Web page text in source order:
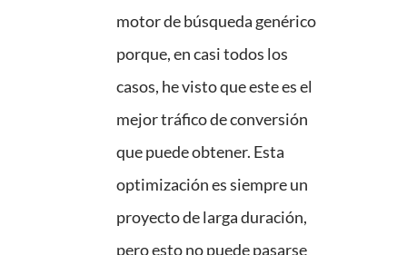
motor de búsqueda genérico
porque, en casi todos los
casos, he visto que este es el
mejor tráfico de conversión
que puede obtener. Esta
optimización es siempre un
proyecto de larga duración,
pero esto no puede pasarse